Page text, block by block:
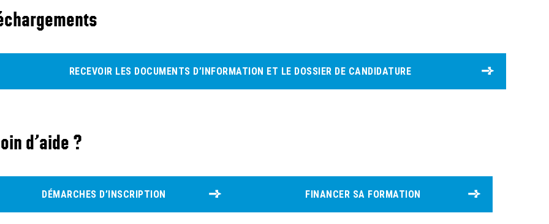
RECEVOIR LES DOCUMENTS D’INFORMATION ET LE DOSSIER DE CANDIDATURE
d’aide ?
DÉMARCHES D’INSCRIPTION FINANCER SA FORMATION